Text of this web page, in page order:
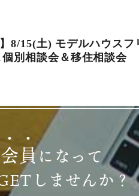
】8/15(土) モデルハウスフ
別相談会＆移住相談会
会員になって
しませんか？